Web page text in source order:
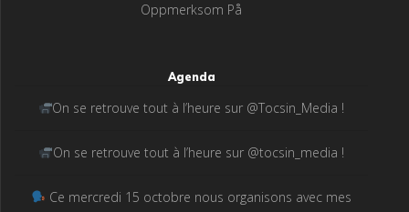
Oppmerksom På
Agenda
On se retrouve tout à l’heure sur @Tocsin_Media !
On se retrouve tout à l’heure sur @tocsin_media !
Ce mercredi 15 octobre nous organisons avec mes